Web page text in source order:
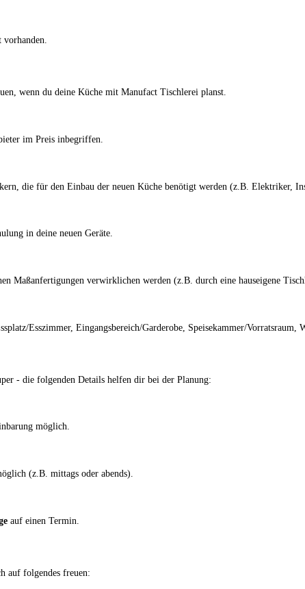
vorhanden.
wenn du deine Küche mit Manufact Tischlerei planst.
im Preis inbegriffen.
die für den Einbau der neuen Küche benötigt werden (z.B. Elektriker,
in deine neuen Geräte.
Maßanfertigungen verwirklichen werden (z.B. durch eine hauseigene
Esszimmer, Eingangsbereich/Garderobe, Speisekammer/
- die folgenden Details helfen dir bei der Planung:
möglich.
(z.B. mittags oder abends).
auf einen Termin.
auf folgendes freuen: